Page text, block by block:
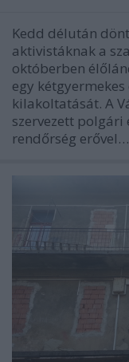
Kedd délután
aktivistáknak a
októberben
egy
kilakoltatását. A
szervezett polgári
rendőrség erővel…